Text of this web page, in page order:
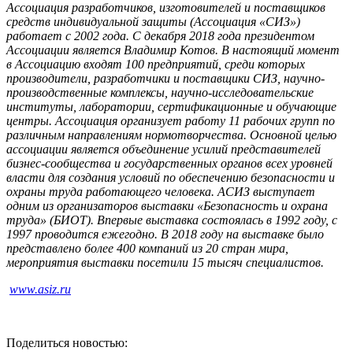
Ассоциация разработчиков, изготовителей и поставщиков
средств индивидуальной защиты (Ассоциация «СИЗ»)
работает с 2002 года. С декабря 2018 года президентом
Ассоциации является Владимир Котов. В настоящий момент
в Ассоциацию входят 100 предприятий, среди которых
производители, разработчики и поставщики СИЗ, научно-
производственные комплексы, научно-исследовательские
институты, лаборатории, сертификационные и обучающие
центры. Ассоциация организует работу 11 рабочих групп по
различным направлениям нормотворчества. Основной целью
ассоциации является объединение усилий представителей
бизнес-сообщества и государственных органов всех уровней
власти для создания условий по обеспечению безопасности и
охраны труда работающего человека. АСИЗ выступает
одним из организаторов выставки «Безопасность и охрана
труда» (БИОТ). Впервые выставка состоялась в 1992 году, с
1997 проводится ежегодно. В 2018 году на выставке было
представлено более 400 компаний из 20 стран мира,
мероприятия выставки посетили 15 тысяч специалистов.
www.asiz.ru
Поделиться новостью: